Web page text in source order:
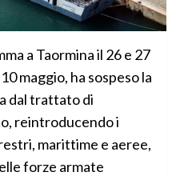
a Taormina il 26 e 27
maggio, ha sospeso la
dal trattato di
reintroducendo i
marittime e aeree,
forze armate